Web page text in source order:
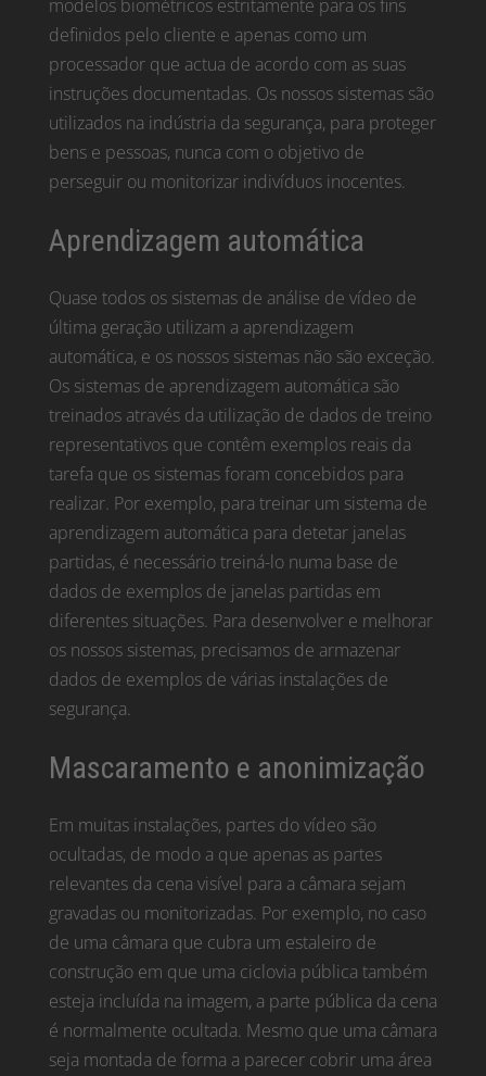
modelos biométricos estritamente para os fins
definidos pelo cliente e apenas como um
processador que actua de acordo com as suas
instruções documentadas. Os nossos sistemas são
utilizados na indústria da segurança, para proteger
bens e pessoas, nunca com o objetivo de
perseguir ou monitorizar indivíduos inocentes.
Aprendizagem automática
Quase todos os sistemas de análise de vídeo de
última geração utilizam a aprendizagem
automática, e os nossos sistemas não são exceção.
Os sistemas de aprendizagem automática são
treinados através da utilização de dados de treino
representativos que contêm exemplos reais da
tarefa que os sistemas foram concebidos para
realizar. Por exemplo, para treinar um sistema de
aprendizagem automática para detetar janelas
partidas, é necessário treiná-lo numa base de
dados de exemplos de janelas partidas em
diferentes situações. Para desenvolver e melhorar
os nossos sistemas, precisamos de armazenar
dados de exemplos de várias instalações de
segurança.
Mascaramento e anonimização
Em muitas instalações, partes do vídeo são
ocultadas, de modo a que apenas as partes
relevantes da cena visível para a câmara sejam
gravadas ou monitorizadas. Por exemplo, no caso
de uma câmara que cubra um estaleiro de
construção em que uma ciclovia pública também
esteja incluída na imagem, a parte pública da cena
é normalmente ocultada. Mesmo que uma câmara
seja montada de forma a parecer cobrir uma área